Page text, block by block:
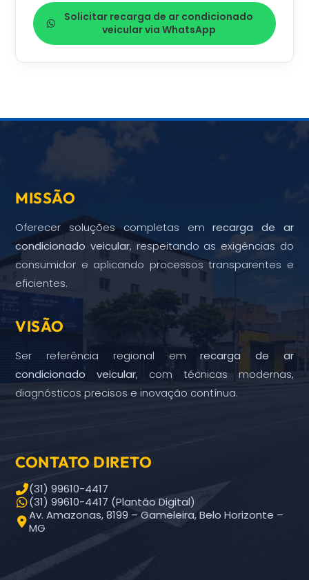
Solicitar recarga de ar condicionado
veicular via WhatsApp
MISSÃO
Oferecer soluções completas emrecarga de ar
condicionado veicular, respeitando as exigências do
consumidor e aplicando processos transparentes e
eficientes.
VISÃO
Ser referência regional emrecarga de ar
condicionado veicular, com técnicas modernas,
diagnósticos precisos e inovação contínua.
CONTATO DIRETO
(31) 99610-4417
(31) 99610-4417 (Plantão Digital)
Av. Amazonas, 8199 – Gameleira, Belo Horizonte –
MG